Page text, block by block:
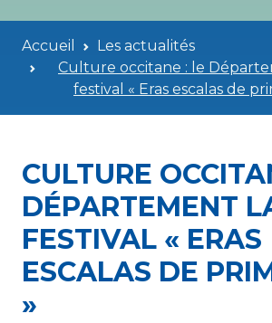
Accueil
Les actualités
Culture occitane : le
festival « Eras escalas de
CULTURE
DÉPARTEMENT
FESTIVAL « ERAS
ESCALAS DE
»